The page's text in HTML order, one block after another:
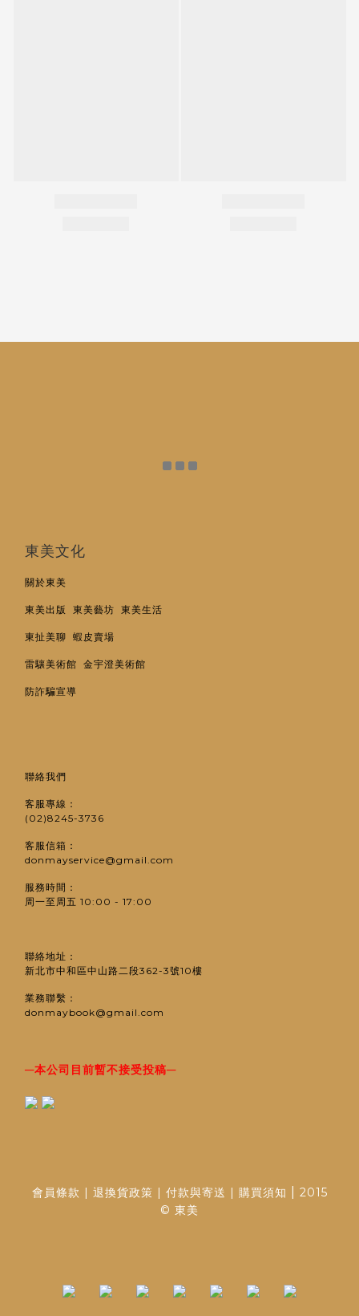
東美文化
關於東美
東美出版 東美藝坊 東美生活
東扯美聊 蝦皮賣場
雷驤美術館 金宇澄美術館
防詐騙宣導
聯絡我們
客服專線：
(02)8245-3736
客服信箱：
donmayservice@gmail.com
服務時間：
周一至周五 10:00 - 17:00
聯絡地址：
新北市中和區中山路二段362-3號10樓
業務聯繫：
donmaybook@gmail.com
─本公司目前暫不接受投稿─
會員條款 | 退換貨政策 | 付款與寄送 | 購買須知
2015
© 東美